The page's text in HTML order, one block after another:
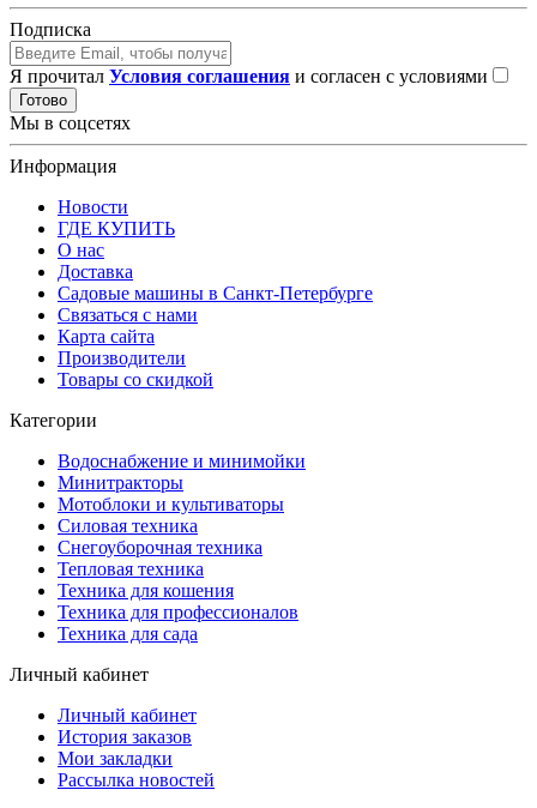
Подписка
Я прочитал Условия соглашения и согласен с условиями
Готово
Мы в соцсетях
Информация
Новости
ГДЕ КУПИТЬ
О нас
Доставка
Садовые машины в Санкт-Петербурге
Связаться с нами
Карта сайта
Производители
Товары со скидкой
Категории
Водоснабжение и минимойки
Минитракторы
Мотоблоки и культиваторы
Силовая техника
Снегоуборочная техника
Тепловая техника
Техника для кошения
Техника для профессионалов
Техника для сада
Личный кабинет
Личный кабинет
История заказов
Мои закладки
Рассылка новостей